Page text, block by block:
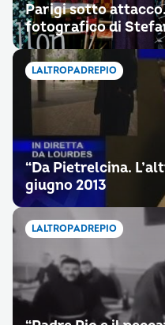
Parigi sotto
fotografico di
LALTROPADREPIO
“Da Pietrelcina.
giugno 2013
LALTROPADREPIO